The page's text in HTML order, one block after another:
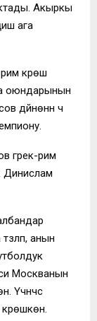
Акыркы
ага
күрөшү
оюндарынын
дүйнөнүн үч
грек-рим
Динислам
анын
Москванын